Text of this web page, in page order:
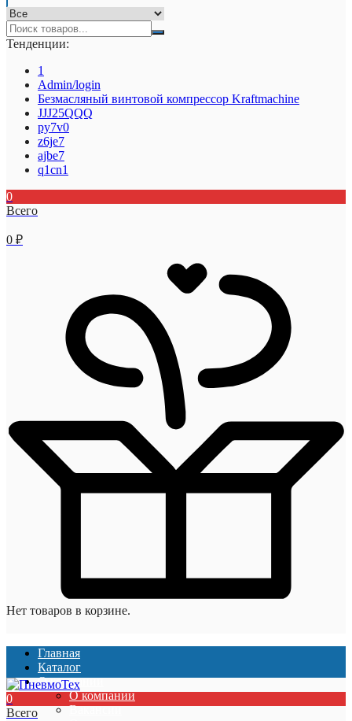
Тенденции:
1
Admin/login
Безмасляный винтовой компрессор Kraftmaсhine
JJJ25QQQ
py7v0
z6je7
ajbe7
q1cn1
0
Всего
0 ₽
Нет товаров в корзине.
Главная
Каталог
О компании
О компании
Вакансии
0
Всего